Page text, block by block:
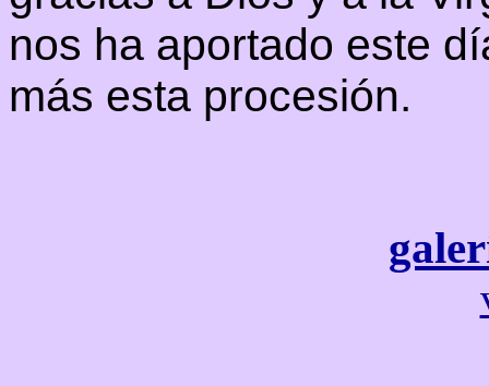
nos ha aportado este
más esta procesión.